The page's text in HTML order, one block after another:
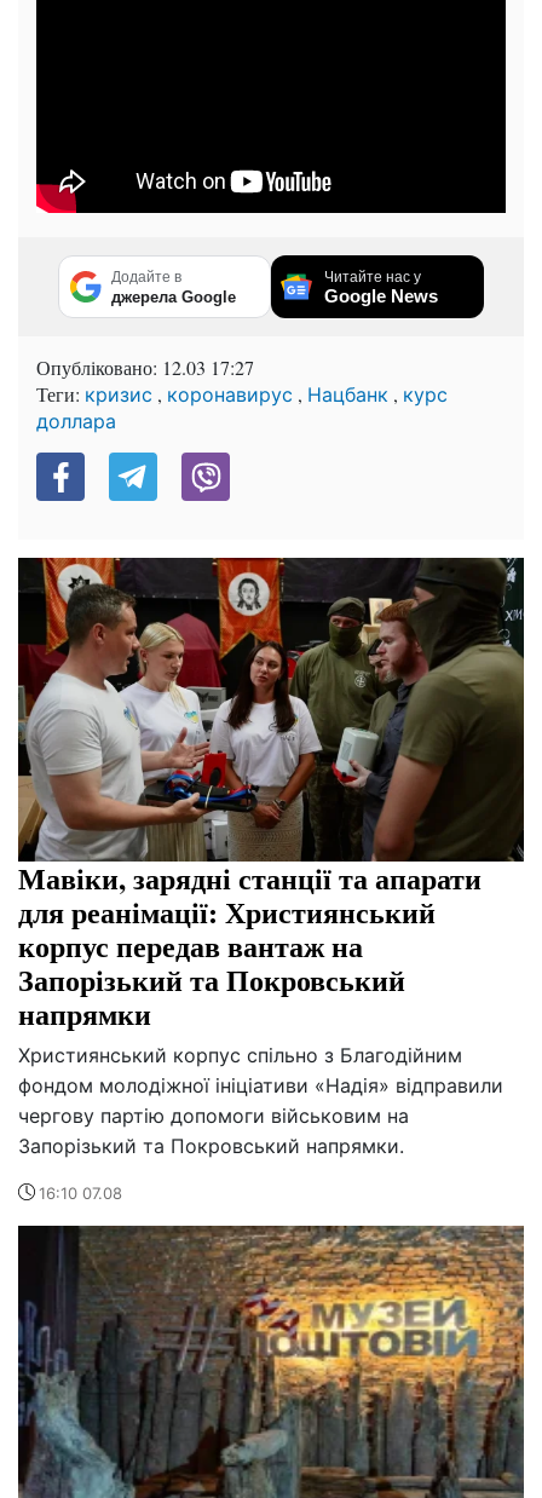
Додайте в
джерела Google
Читайте нас у
Google News
Опубліковано: 12.03 17:27
Теги: кризис , коронавирус , Нацбанк , курс
доллара
Мавіки, зарядні станції та апарати
для реанімації: Християнський
корпус передав вантаж на
Запорізький та Покровський
напрямки
Християнський корпус спільно з Благодійним
фондом молодіжної ініціативи «Надія» відправили
чергову партію допомоги військовим на
Запорізький та Покровський напрямки.
16:10 07.08